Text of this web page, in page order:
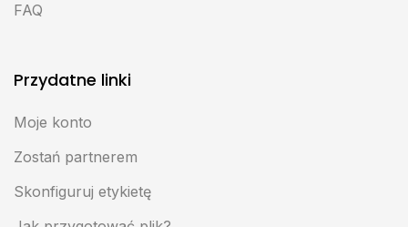
FAQ
Przydatne linki
Moje konto
Zostań partnerem
Skonfiguruj etykietę